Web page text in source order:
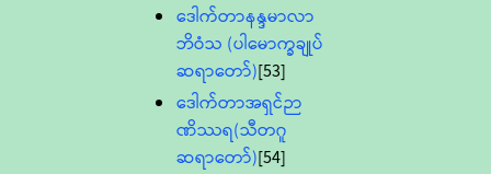
ဒေါက်တာနန္ဒမာလာ
ဘိဝံသ (ပါမောက္ခချုပ်
ဆရာတော်)[53]
ဒေါက်တာအရှင်ဉာ
ဏိဿရ(သီတဂူ
ဆရာတော်)[54]